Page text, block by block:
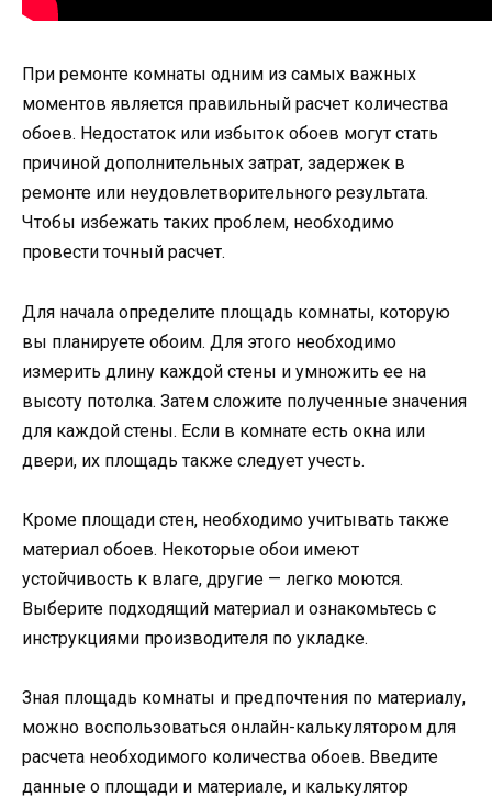
При ремонте комнаты одним из самых важных
моментов является правильный расчет количества
обоев. Недостаток или избыток обоев могут стать
причиной дополнительных затрат, задержек в
ремонте или неудовлетворительного результата.
Чтобы избежать таких проблем, необходимо
провести точный расчет.
Для начала определите площадь комнаты, которую
вы планируете обоим. Для этого необходимо
измерить длину каждой стены и умножить ее на
высоту потолка. Затем сложите полученные значения
для каждой стены. Если в комнате есть окна или
двери, их площадь также следует учесть.
Кроме площади стен, необходимо учитывать также
материал обоев. Некоторые обои имеют
устойчивость к влаге, другие — легко моются.
Выберите подходящий материал и ознакомьтесь с
инструкциями производителя по укладке.
Зная площадь комнаты и предпочтения по материалу,
можно воспользоваться онлайн-калькулятором для
расчета необходимого количества обоев. Введите
данные о площади и материале, и калькулятор